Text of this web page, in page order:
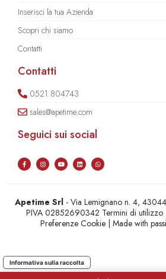
Inserisci la tua Azienda
Scopri chi siamo
Contatti
Contatti
0521.804743
sales@apetime.com
Seguici sui social
Apetime Srl - Via Lemignano n. 4,
PIVA 02852690342 Termini di utilizzo
Preferenze Cookie | Made with
Informativa sulla raccolta